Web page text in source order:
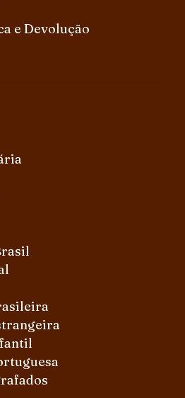
e Devolução